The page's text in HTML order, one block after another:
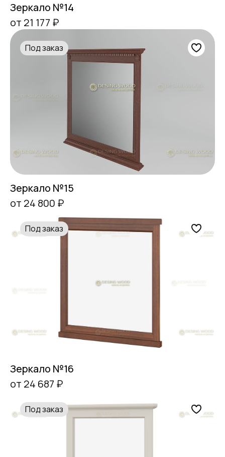
Зеркало №14
от 21 177 ₽
Под заказ
Зеркало №15
от 24 800 ₽
Под заказ
Зеркало №16
от 24 687 ₽
Под заказ